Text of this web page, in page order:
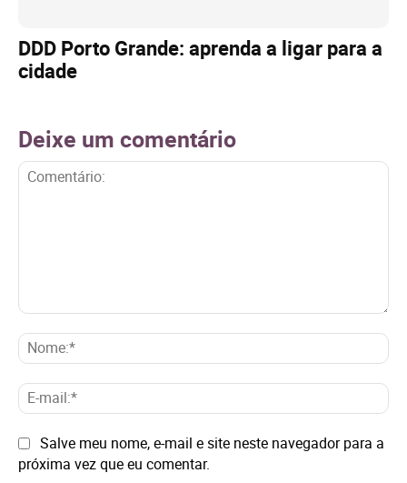
DDD Porto Grande: aprenda a ligar para a
cidade
Deixe um comentário
E-
Site: Salve meu nome, e-mail e site neste navegador para a
próxima vez que eu comentar.